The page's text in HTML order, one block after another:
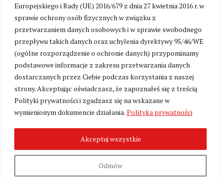
Europejskiego i Rady (UE) 2016/679 z dnia 27 kwietnia 2016 r. w
sprawie ochrony osób fizycznych w związku z
przetwarzaniem danych osobowych i w sprawie swobodnego
przepływu takich danych oraz uchylenia dyrektywy 95/46/WE
(ogólne rozporządzenie o ochronie danych) przypominamy
podstawowe informacje z zakresu przetwarzania danych
dostarczanych przez Ciebie podczas korzystania z naszej
strony. Akceptując oświadczasz, że zapoznałeś się z treścią
Polityki prywatności i zgadzasz się na wskazane w
wymienionym dokumencie działania. Polityka prywatności
Odmów
Akceptuj wszystkie
Zmień ustawienia cookies
2026. Wszelkie Prawa Zastrzeżone.
Polityka prywatności
Fundacja Wolność i Demokracja